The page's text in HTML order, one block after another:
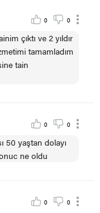
0 0
çıktı ve 2 yıldır
tamamladım
tain
0 0
50 yaştan dolayı
ne oldu
0 0